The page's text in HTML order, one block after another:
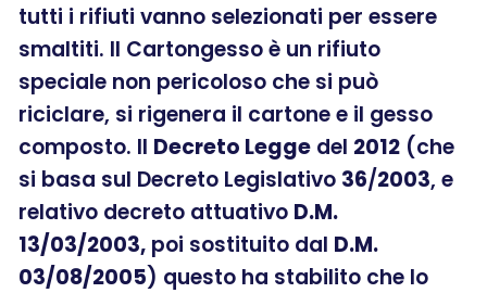
tutti i rifiuti vanno selezionati per essere
smaltiti. Il Cartongesso è un rifiuto
speciale non pericoloso che si può
riciclare, si rigenera il cartone e il gesso
composto. Il Decreto Legge del 2012 (che
si basa sul Decreto Legislativo 36/2003, e
relativo decreto attuativo D.M.
13/03/2003, poi sostituito dal D.M.
03/08/2005) questo ha stabilito che lo